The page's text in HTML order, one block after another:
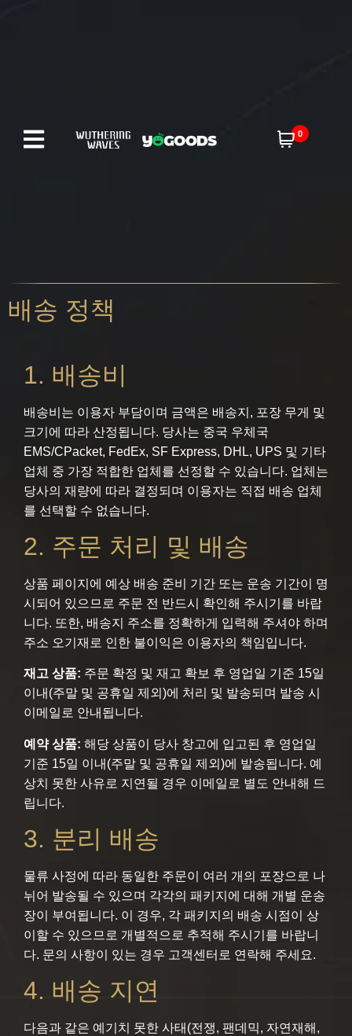
0
배송 정책
1. 배송비
배송비는 이용자 부담이며 금액은 배송지, 포장 무게 및
크기에 따라 산정됩니다. 당사는 중국 우체국
EMS/CPacket, FedEx, SF Express, DHL, UPS 및 기타
업체 중 가장 적합한 업체를 선정할 수 있습니다. 업체는
당사의 재량에 따라 결정되며 이용자는 직접 배송 업체
를 선택할 수 없습니다.
2. 주문 처리 및 배송
상품 페이지에 예상 배송 준비 기간 또는 운송 기간이 명
시되어 있으므로 주문 전 반드시 확인해 주시기를 바랍
니다. 또한, 배송지 주소를 정확하게 입력해 주셔야 하며
주소 오기재로 인한 불이익은 이용자의 책임입니다.
재고 상품: 주문 확정 및 재고 확보 후 영업일 기준 15일
이내(주말 및 공휴일 제외)에 처리 및 발송되며 발송 시
이메일로 안내됩니다.
예약 상품: 해당 상품이 당사 창고에 입고된 후 영업일
기준 15일 이내(주말 및 공휴일 제외)에 발송됩니다. 예
상치 못한 사유로 지연될 경우 이메일로 별도 안내해 드
립니다.
3. 분리 배송
물류 사정에 따라 동일한 주문이 여러 개의 포장으로 나
뉘어 발송될 수 있으며 각각의 패키지에 대해 개별 운송
장이 부여됩니다. 이 경우, 각 패키지의 배송 시점이 상
이할 수 있으므로 개별적으로 추적해 주시기를 바랍니
다. 문의 사항이 있는 경우 고객센터로 연락해 주세요.
4. 배송 지연
다음과 같은 예기치 못한 사태(전쟁, 팬데믹, 자연재해,